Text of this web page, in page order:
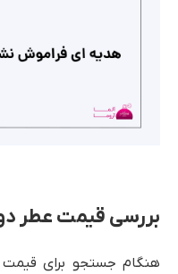
بررسی قیمت عطر
هنگام جستجو برای قیمت